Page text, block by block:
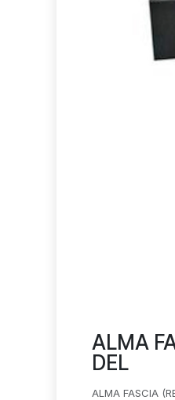
ALMA
DEL
ALMA FASCIA